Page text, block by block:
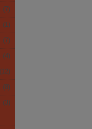
(7)
(1)
(7)
(4)
(12)
(8)
(3)